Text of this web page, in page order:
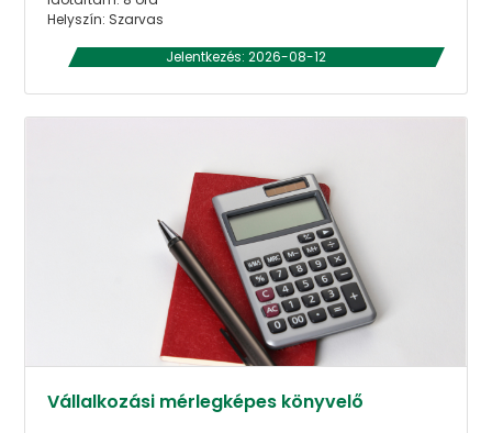
Helyszín: Szarvas
Jelentkezés: 2026-08-12
Vállalkozási mérlegképes könyvelő